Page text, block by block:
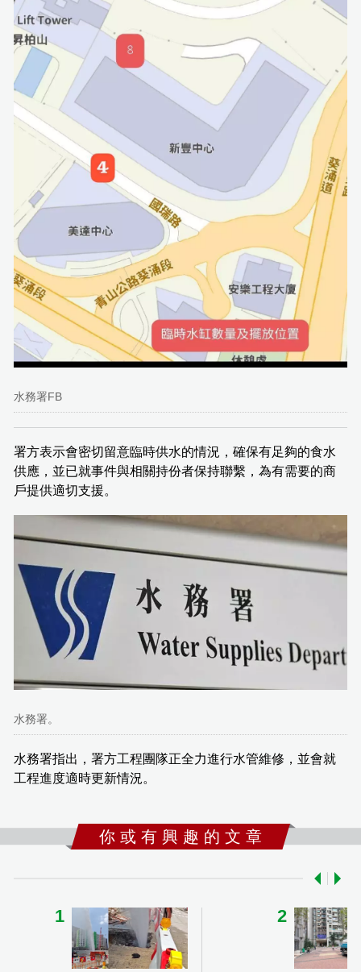
水務署FB
署方表示會密切留意臨時供水的情況，確保有足夠的食水
供應，並已就事件與相關持份者保持聯繫，為有需要的商
戶提供適切支援。
水務署。
水務署指出，署方工程團隊正全力進行水管維修，並會就
工程進度適時更新情況。
你 或 有 興 趣 的 文 章